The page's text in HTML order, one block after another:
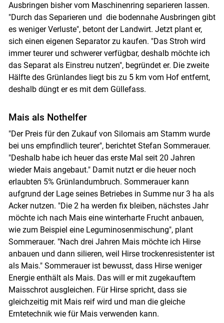
Ausbringen bisher vom Maschinenring separieren lassen.
"Durch das Separieren und die bodennahe Ausbringen gibt
es weniger Verluste", betont der Landwirt. Jetzt plant er,
sich einen eigenen Separator zu kaufen. "Das Stroh wird
immer teurer und schwerer verfügbar, deshalb möchte ich
das Separat als Einstreu nutzen", begründet er. Die zweite
Hälfte des Grünlandes liegt bis zu 5 km vom Hof entfernt,
deshalb düngt er es mit dem Güllefass.
Mais als Nothelfer
"Der Preis für den Zukauf von Silomais am Stamm wurde
bei uns empfindlich teurer", berichtet Stefan Sommerauer.
"Deshalb habe ich heuer das erste Mal seit 20 Jahren
wieder Mais angebaut." Damit nutzt er die heuer noch
erlaubten 5% Grünlandumbruch. Sommerauer kann
aufgrund der Lage seines Betriebes in Summe nur 3 ha als
Acker nutzen. "Die 2 ha werden fix bleiben, nächstes Jahr
möchte ich nach Mais eine winterharte Frucht anbauen,
wie zum Beispiel eine Leguminosenmischung", plant
Sommerauer. "Nach drei Jahren Mais möchte ich Hirse
anbauen und dann silieren, weil Hirse trockenresistenter ist
als Mais." Sommerauer ist bewusst, dass Hirse weniger
Energie enthält als Mais. Das will er mit zugekauftem
Maisschrot ausgleichen. Für Hirse spricht, dass sie
gleichzeitig mit Mais reif wird und man die gleiche
Erntetechnik wie für Mais verwenden kann.